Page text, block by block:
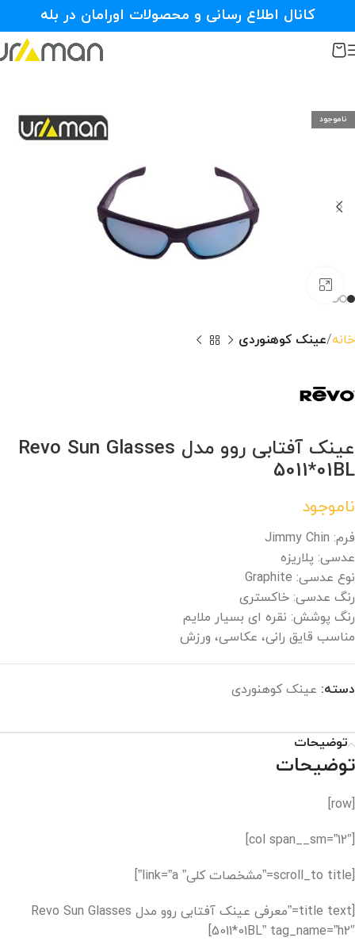
ناموجود
خانه عینک کوهنوردی
عینک آفتابی روو مدل Revo Sun Glasses
5011*01BL
ناموجود
فرم: Jimmy Chin
عدسی: پلاریزه
نوع عدسی: Graphite
رنگ عدسی: خاکستری
رنگ پوشش: نقره ای بسیار ملایم
مناسب قایق رانی، عکاسی، ورزش
دسته: عینک کوهنوردی
توضیحات
توضیحات
[row]
[col span__sm=”12″]
[scroll_to title=”مشخصات کلی” link=”a”]
[title text=”معرفی عینک آفتابی روو مدل Revo Sun Glasses
5011*01BL” tag_name=”h2″]
کانال اطلاع رسانی و محصولات اورامان در بله